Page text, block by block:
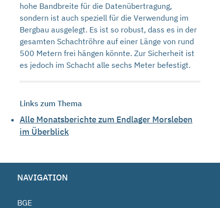
hohe Bandbreite für die Datenübertragung,
sondern ist auch speziell für die Verwendung im
Bergbau ausgelegt. Es ist so robust, dass es in der
gesamten Schachtröhre auf einer Länge von rund
500 Metern frei hängen könnte. Zur Sicherheit ist
es jedoch im Schacht alle sechs Meter befestigt.
Links zum Thema
Alle Monatsberichte zum Endlager Morsleben
im Überblick
NAVIGATION
BGE